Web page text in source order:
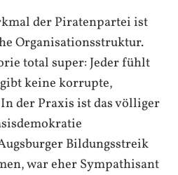
der Piratenpartei ist
Organisationsstruktur.
total super: Jeder fühlt
keine korrupte,
der Praxis ist das völliger
Bildungsstreik
war eher Sympathisant